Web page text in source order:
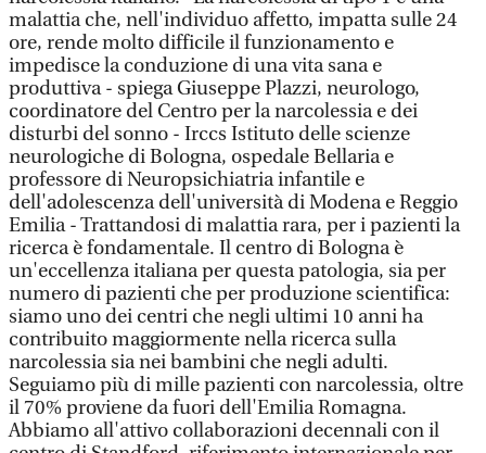
malattia che, nell'individuo affetto, impatta sulle 24
ore, rende molto difficile il funzionamento e
impedisce la conduzione di una vita sana e
produttiva - spiega Giuseppe Plazzi, neurologo,
coordinatore del Centro per la narcolessia e dei
disturbi del sonno - Irccs Istituto delle scienze
neurologiche di Bologna, ospedale Bellaria e
professore di Neuropsichiatria infantile e
dell'adolescenza dell'università di Modena e Reggio
Emilia - Trattandosi di malattia rara, per i pazienti la
ricerca è fondamentale. Il centro di Bologna è
un'eccellenza italiana per questa patologia, sia per
numero di pazienti che per produzione scientifica:
siamo uno dei centri che negli ultimi 10 anni ha
contribuito maggiormente nella ricerca sulla
narcolessia sia nei bambini che negli adulti.
Seguiamo più di mille pazienti con narcolessia, oltre
il 70% proviene da fuori dell'Emilia Romagna.
Abbiamo all'attivo collaborazioni decennali con il